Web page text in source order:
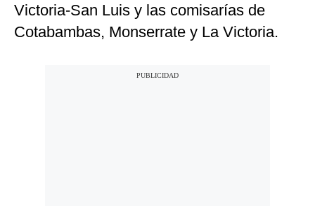
Victoria-San Luis y las comisarías de
Cotabambas, Monserrate y La Victoria.